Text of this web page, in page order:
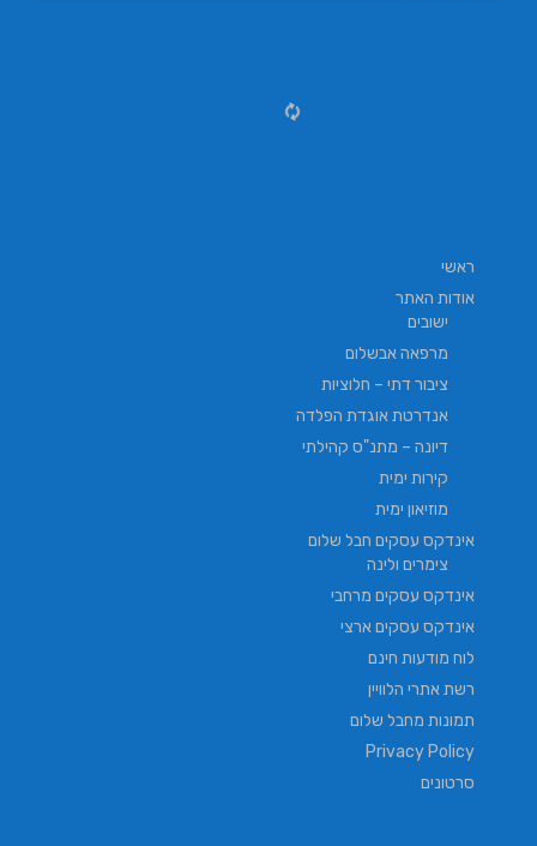
ראשי
אודות האתר
ישובים
מרפאה אבשלום
ציבור דתי – חלוציות
אנדרטת אוגדת הפלדה
דיונה – מתנ"ס קהילתי
קירות ימית
מוזיאון ימית
אינדקס עסקים חבל שלום
צימרים ולינה
אינדקס עסקים מרחבי
אינדקס עסקים ארצי
לוח מודעות חינם
רשת אתרי הלוויין
תמונות מחבל שלום
Privacy Policy
סרטונים